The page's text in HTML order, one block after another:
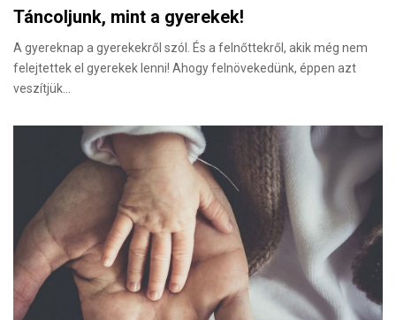
Táncoljunk, mint a gyerekek!
A gyereknap a gyerekekről szól. És a felnőttekről, akik még nem
felejtettek el gyerekek lenni! Ahogy felnövekedünk, éppen azt
veszítjük…